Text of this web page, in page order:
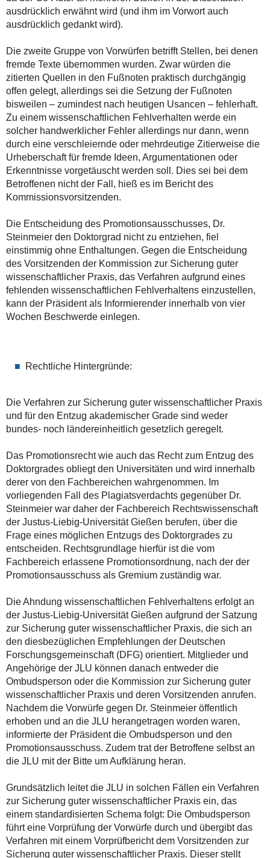
ausdrücklich erwähnt wird (und ihm im Vorwort auch
ausdrücklich gedankt wird).
Die zweite Gruppe von Vorwürfen betrifft Stellen, bei denen
fremde Texte übernommen wurden. Zwar würden die
zitierten Quellen in den Fußnoten praktisch durchgängig
offen gelegt, allerdings sei die Setzung der Fußnoten
bisweilen – zumindest nach heutigen Usancen – fehlerhaft.
Zu einem wissenschaftlichen Fehlverhalten werde ein
solcher handwerklicher Fehler allerdings nur dann, wenn
durch eine verschleiernde oder mehrdeutige Zitierweise die
Urheberschaft für fremde Ideen, Argumentationen oder
Erkenntnisse vorgetäuscht werden soll. Dies sei bei dem
Betroffenen nicht der Fall, hieß es im Bericht des
Kommissionsvorsitzenden.
Die Entscheidung des Promotionsausschusses, Dr.
Steinmeier den Doktorgrad nicht zu entziehen, fiel
einstimmig ohne Enthaltungen. Gegen die Entscheidung
des Vorsitzenden der Kommission zur Sicherung guter
wissenschaftlicher Praxis, das Verfahren aufgrund eines
fehlenden wissenschaftlichen Fehlverhaltens einzustellen,
kann der Präsident als Informierender innerhalb von vier
Wochen Beschwerde einlegen.
Rechtliche Hintergründe:
Die Verfahren zur Sicherung guter wissenschaftlicher Praxis
und für den Entzug akademischer Grade sind weder
bundes- noch ländereinheitlich gesetzlich geregelt.
Das Promotionsrecht wie auch das Recht zum Entzug des
Doktorgrades obliegt den Universitäten und wird innerhalb
derer von den Fachbereichen wahrgenommen. Im
vorliegenden Fall des Plagiatsverdachts gegenüber Dr.
Steinmeier war daher der Fachbereich Rechtswissenschaft
der Justus-Liebig-Universität Gießen berufen, über die
Frage eines möglichen Entzugs des Doktorgrades zu
entscheiden. Rechtsgrundlage hierfür ist die vom
Fachbereich erlassene Promotionsordnung, nach der der
Promotionsausschuss als Gremium zuständig war.
Die Ahndung wissenschaftlichen Fehlverhaltens erfolgt an
der Justus-Liebig-Universität Gießen aufgrund der Satzung
zur Sicherung guter wissenschaftlicher Praxis, die sich an
den diesbezüglichen Empfehlungen der Deutschen
Forschungsgemeinschaft (DFG) orientiert. Mitglieder und
Angehörige der JLU können danach entweder die
Ombudsperson oder die Kommission zur Sicherung guter
wissenschaftlicher Praxis und deren Vorsitzenden anrufen.
Nachdem die Vorwürfe gegen Dr. Steinmeier öffentlich
erhoben und an die JLU herangetragen worden waren,
informierte der Präsident die Ombudsperson und den
Promotionsausschuss. Zudem trat der Betroffene selbst an
die JLU mit der Bitte um Aufklärung heran.
Grundsätzlich leitet die JLU in solchen Fällen ein Verfahren
zur Sicherung guter wissenschaftlicher Praxis ein, das
einem standardisierten Schema folgt: Die Ombudsperson
führt eine Vorprüfung der Vorwürfe durch und übergibt das
Verfahren mit einem Vorprüfbericht dem Vorsitzenden zur
Sicherung guter wissenschaftlicher Praxis. Dieser stellt